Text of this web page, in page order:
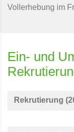
Vollerhebung im
Ein- und
Rekrutierung